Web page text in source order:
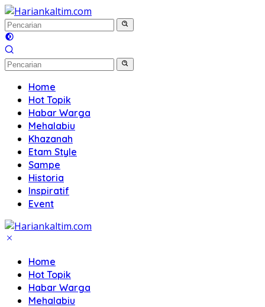
Langsung
ke
konten
Home
Hot Topik
Habar Warga
Mehalabiu
Khazanah
Etam Style
Sampe
Historia
Inspiratif
Event
Home
Hot Topik
Habar Warga
Mehalabiu